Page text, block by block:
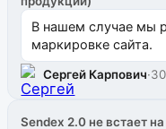
В нашем случае мы
маркировке сайта.
Сергей Карпович·
Sendex 2.0 не встает